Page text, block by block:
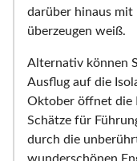
darüber hinaus mit
überzeugen weiß.
Alternativ können
Ausflug auf die
Oktober öffnet die
Schätze für
durch die
wunderschönen